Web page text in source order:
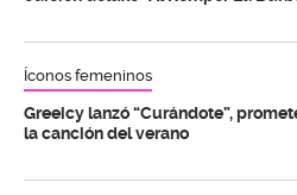
Íconos femeninos
Greeicy lanzó “Curándote”,
la canción del verano